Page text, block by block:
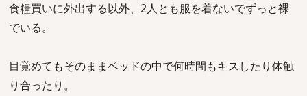
食糧買いに外出する以外、2人とも服を着ないでずっと裸
でいる。
目覚めてもそのままベッドの中で何時間もキスしたり体触
り合ったり。